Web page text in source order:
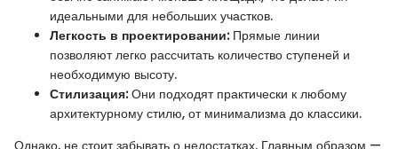
идеальными для небольших участков.
Легкость в проектировании:Прямые линии
позволяют легко рассчитать количество ступеней и
необходимую высоту.
Стилизация:Они подходят практически к любому
архитектурному стилю, от минимализма до классики.
Однако, не стоит забывать о недостатках. Главным образом —